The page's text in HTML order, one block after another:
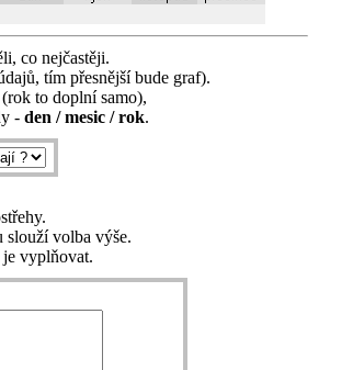
co nejčastěji.
tím přesnější bude graf).
to doplní samo),
- den / mesic / rok.
slouží volba výše.
je vyplňovat.